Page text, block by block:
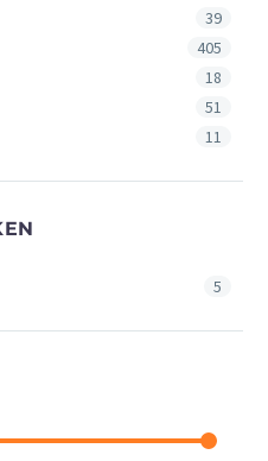
39
405
18
51
11
5